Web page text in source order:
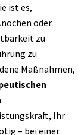
ist es,
oder
zu
zu
Maßnahmen,
Ihr
– bei einer